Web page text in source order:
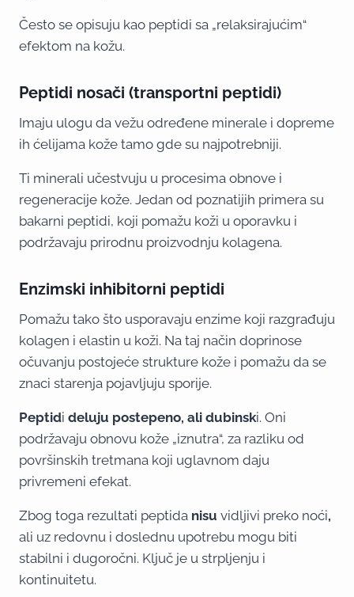
Često se opisuju kao peptidi sa „relaksirajućim“
efektom na kožu.
Peptidi nosači (transportni peptidi)
Imaju ulogu da vežu određene minerale i dopreme
ih ćelijama kože tamo gde su najpotrebniji.
Ti minerali učestvuju u procesima obnove i
regeneracije kože. Jedan od poznatijih primera su
bakarni peptidi, koji pomažu koži u oporavku i
podržavaju prirodnu proizvodnju kolagena.
Enzimski inhibitorni peptidi
Pomažu tako što usporavaju enzime koji razgrađuju
kolagen i elastin u koži. Na taj način doprinose
očuvanju postojeće strukture kože i pomažu da se
znaci starenja pojavljuju sporije.
Peptidi deluju postepeno, ali dubinski. Oni
podržavaju obnovu kože „iznutra“, za razliku od
površinskih tretmana koji uglavnom daju
privremeni efekat.
Zbog toga rezultati peptida nisu vidljivi preko noći,
ali uz redovnu i doslednu upotrebu mogu biti
stabilni i dugoročni. Ključ je u strpljenju i
kontinuitetu.